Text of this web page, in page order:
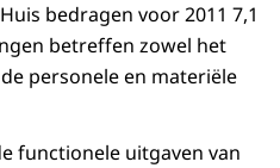
bedragen voor 2011 7,1
betreffen zowel het
personele en materiële
functionele uitgaven van